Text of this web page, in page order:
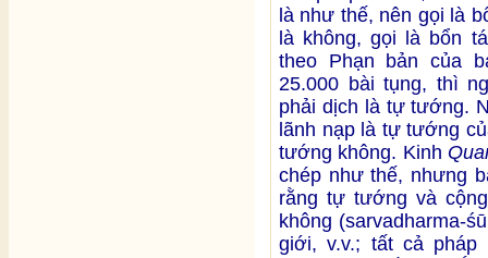
là như thế, nên gọi là
là không, gọi là bổn
theo Phạn bản của
25.000 bài tụng, thì
phải dịch là tự tướng.
lãnh nạp là tự tướng
tướng không. Kinh
chép như thế, nhưng
rằng tự tướng và
không (sarvadharma-
giới, v.v.; tất cả pháp